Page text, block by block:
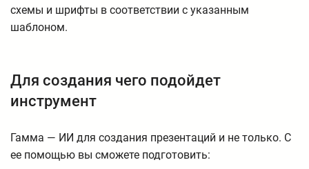
схемы и шрифты в соответствии с указанным
шаблоном.
Для создания чего подойдет
инструмент
Гамма — ИИ для создания презентаций и не только. С
ее помощью вы сможете подготовить: